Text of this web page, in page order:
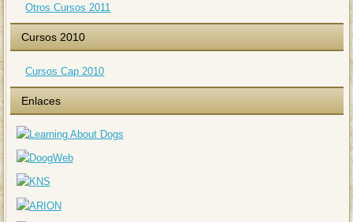
Otros Cursos 2011
Cursos 2010
Cursos Cap 2010
Enlaces